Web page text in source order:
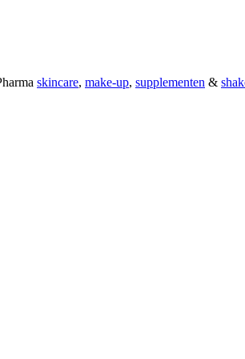
skincare, make-up, supplementen &